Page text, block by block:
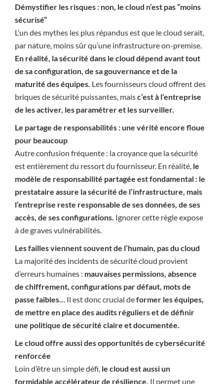
Démystifier les risques : non, le cloud n’est pas “moins
sécurisé”
L’un des mythes les plus répandus est que le cloud serait,
par nature, moins sûr qu’une infrastructure on-premise.
En réalité, la sécurité dans le cloud dépend avant tout
de sa configuration, de sa gouvernance et de la
maturité des équipes. Les fournisseurs cloud offrent des
briques de sécurité puissantes, maisc’est à l’entreprise
de les activer, les paramétrer et les surveiller.
Le partage de responsabilités : une vérité encore floue
pour beaucoup
Autre confusion fréquente : la croyance que la sécurité
est entièrement du ressort du fournisseur. En réalité, le
modèle de responsabilité partagée est fondamental : le
prestataire assure la sécurité de l’infrastructure, mais
l’entreprise reste responsable de ses données, de ses
accès, de ses configurations. Ignorer cette règle expose
à de graves vulnérabilités.
Les failles viennent souvent de l’humain, pas du cloud
La majorité des incidents de sécurité cloud provient
d’erreurs humaines : mauvaises permissions, absence
de chiffrement, configurations par défaut, mots de
passe faibles… Il est donc crucial deformer les équipes,
de mettre en place des audits réguliers et de définir
une politique de sécurité claire et documentée.
Le cloud offre aussi des opportunités de cybersécurité
renforcée
Loin d’être un simple défi, le cloud est aussi un
formidable accélérateur de résilience. Il permet une